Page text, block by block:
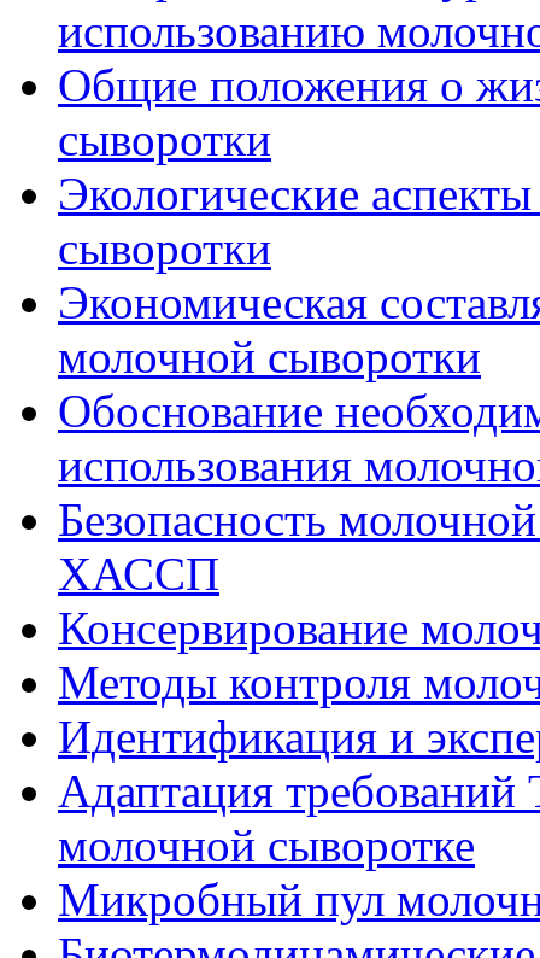
использованию
Общие положения о
сыворотки
Экологические
сыворотки
Экономическая
молочной сыворотки
Обоснование
использования
Безопасность
ХАССП
Консервирование
Методы контроля
Идентификация и
Адаптация требований
молочной сыворотке
Микробный пул